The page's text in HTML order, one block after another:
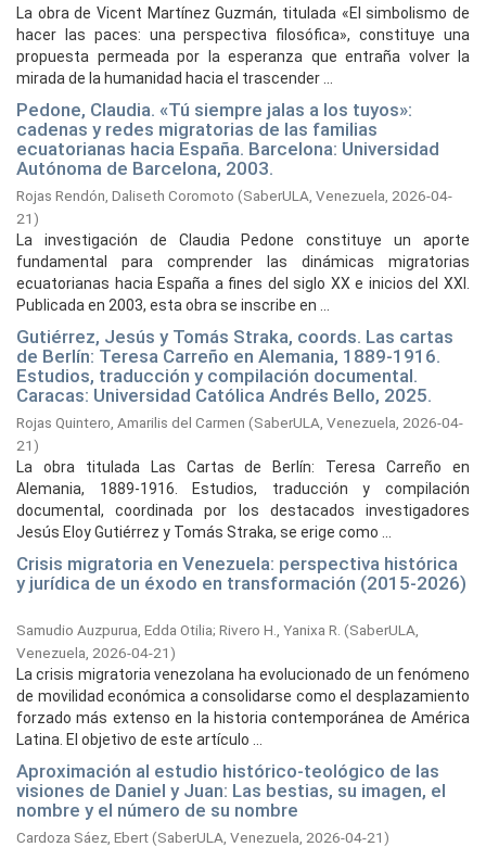
La obra de Vicent Martínez Guzmán, titulada «El simbolismo de
hacer las paces: una perspectiva filosófica», constituye una
propuesta permeada por la esperanza que entraña volver la
mirada de la humanidad hacia el trascender ...
Pedone, Claudia. «Tú siempre jalas a los tuyos»:
cadenas y redes migratorias de las familias
ecuatorianas hacia España. Barcelona: Universidad
Autónoma de Barcelona, 2003.
Rojas Rendón, Daliseth Coromoto (SaberULA, Venezuela, 2026-04-
21)
La investigación de Claudia Pedone constituye un aporte
fundamental para comprender las dinámicas migratorias
ecuatorianas hacia España a fines del siglo XX e inicios del XXI.
Publicada en 2003, esta obra se inscribe en ...
Gutiérrez, Jesús y Tomás Straka, coords. Las cartas
de Berlín: Teresa Carreño en Alemania, 1889-1916.
Estudios, traducción y compilación documental.
Caracas: Universidad Católica Andrés Bello, 2025.
Rojas Quintero, Amarilis del Carmen (SaberULA, Venezuela, 2026-04-
21)
La obra titulada Las Cartas de Berlín: Teresa Carreño en
Alemania, 1889-1916. Estudios, traducción y compilación
documental, coordinada por los destacados investigadores
Jesús Eloy Gutiérrez y Tomás Straka, se erige como ...
Crisis migratoria en Venezuela: perspectiva histórica
y jurídica de un éxodo en transformación (2015-2026)
Samudio Auzpurua, Edda Otilia; Rivero H., Yanixa R. (SaberULA,
Venezuela, 2026-04-21)
La crisis migratoria venezolana ha evolucionado de un fenómeno
de movilidad económica a consolidarse como el desplazamiento
forzado más extenso en la historia contemporánea de América
Latina. El objetivo de este artículo ...
Aproximación al estudio histórico-teológico de las
visiones de Daniel y Juan: Las bestias, su imagen, el
nombre y el número de su nombre
Cardoza Sáez, Ebert(SaberULA, Venezuela, 2026-04-21)